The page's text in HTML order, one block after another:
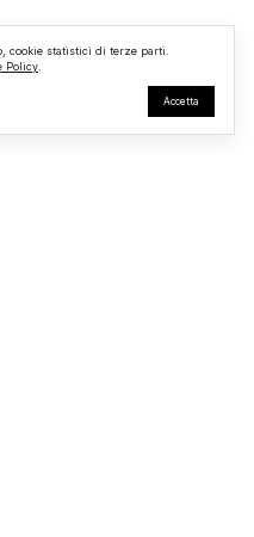
cookie statistici di terze parti.
Policy
Accetta